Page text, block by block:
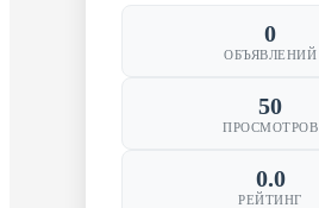
0
ОБЪЯВЛЕНИЙ
50
ПРОСМОТРОВ
0.0
РЕЙТИНГ